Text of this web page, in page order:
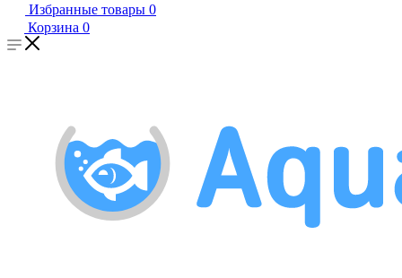
Избранные товары 0
Корзина 0